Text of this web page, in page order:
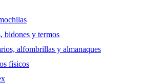
bidones y termos
alfombrillas y almanaques
físicos